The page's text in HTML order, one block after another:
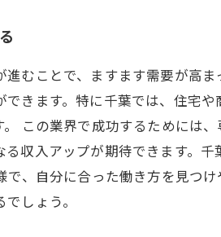
むことで、ますます需要が高
きます。特に千葉では、住宅
この業界で成功するためには
収入アップが期待できます。
、自分に合った働き方を見つ
しょう。